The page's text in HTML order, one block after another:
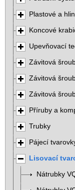
Plastové a
Koncové
Upevňovací
Závitová
Závitová
Závitová
Příruby a
Trubky
Pájecí
Lisovací
Nátrubky